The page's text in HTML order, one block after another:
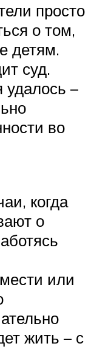
просто
о том,
детям.
суд.
удалось –
во
когда
о
или
жить – с